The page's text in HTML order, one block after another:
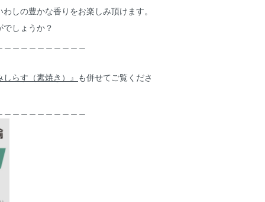
しの豊かな香りをお楽しみ頂けます。
しょうか？
しらす（素焼き）』 も併せてご覧くださ